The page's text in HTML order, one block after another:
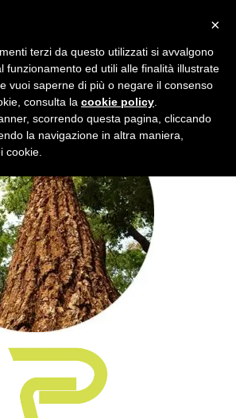
2-cora
×
terzi da questo utilizzati si avvalgono
funzionamento ed utili alle finalità illustrate
vuoi saperne di più o negare il consenso
consulta la cookie policy
scorrendo questa pagina, cliccando
la navigazione in altra maniera,
cookie.